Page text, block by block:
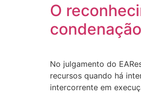
O
No julgamento do
recursos quando há
intercorrente em